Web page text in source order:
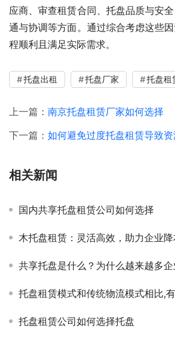
应商、审查租赁合同、托盘品质与安
通与协调等方面。通过综合考虑这些
程顺利且满足实际需求。
托盘出租 托盘厂家 托盘租
上一篇： 南京托盘租赁厂家如何选择
下一篇： 如何避免过度托盘租赁导致
相关新闻
国内共享托盘租赁公司如何选择
木托盘租赁：灵活高效，助力企业
共享托盘是什么？为什么越来越多
托盘租赁模式和传统物流模式相比,
托盘租赁公司如何选择托盘